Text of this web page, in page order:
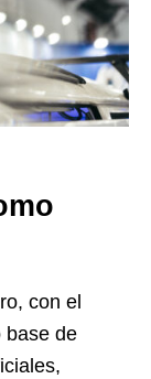
con el
base de